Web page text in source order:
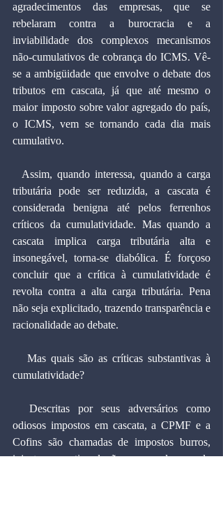
agradecimentos das empresas, que se
rebelaram contra a burocracia e a
inviabilidade dos complexos mecanismos
não-cumulativos de cobrança do ICMS. Vê-
se a ambigüidade que envolve o debate dos
tributos em cascata, já que até mesmo o
maior imposto sobre valor agregado do país,
o ICMS, vem se tornando cada dia mais
cumulativo.
tributária pode ser reduzida, a cascata é
considerada benigna até pelos ferrenhos
críticos da cumulatividade. Mas quando a
cascata implica carga tributária alta e
insonegável, torna-se diabólica. É forçoso
concluir que a crítica à cumulatividade é
revolta contra a alta carga tributária. Pena
não seja explicitado, trazendo transparência e
racionalidade ao debate.
cumulatividade?
odiosos impostos em cascata, a CPMF e a
Cofins são chamadas de impostos burros,
injustos, antiprodução
, causadores de